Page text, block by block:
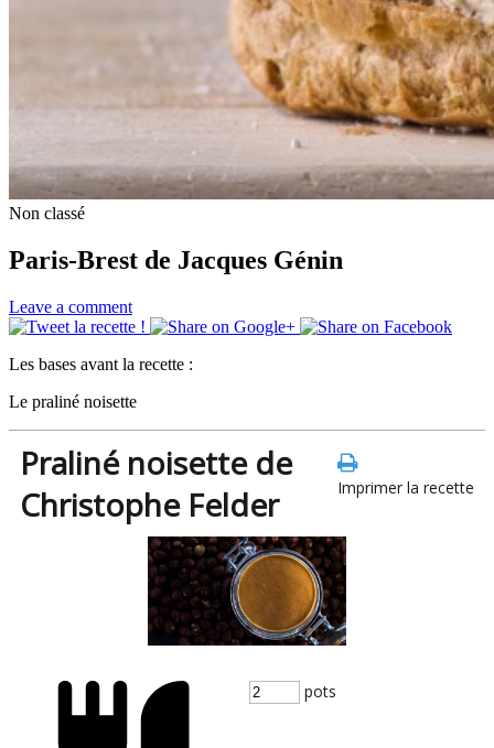
Non classé
Paris-Brest de Jacques Génin
Leave a comment
Les bases avant la recette :
Le praliné noisette
Imprimer la recette
Praliné noisette de
Christophe Felder
pots